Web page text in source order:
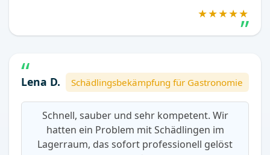
★★★★★
Lena D. Schädlingsbekämpfung für Gastronomie
Schnell, sauber und sehr kompetent. Wir
hatten ein Problem mit Schädlingen im
Lagerraum, das sofort professionell gelöst